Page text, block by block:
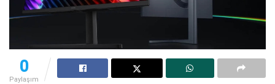
0
Paylaşım